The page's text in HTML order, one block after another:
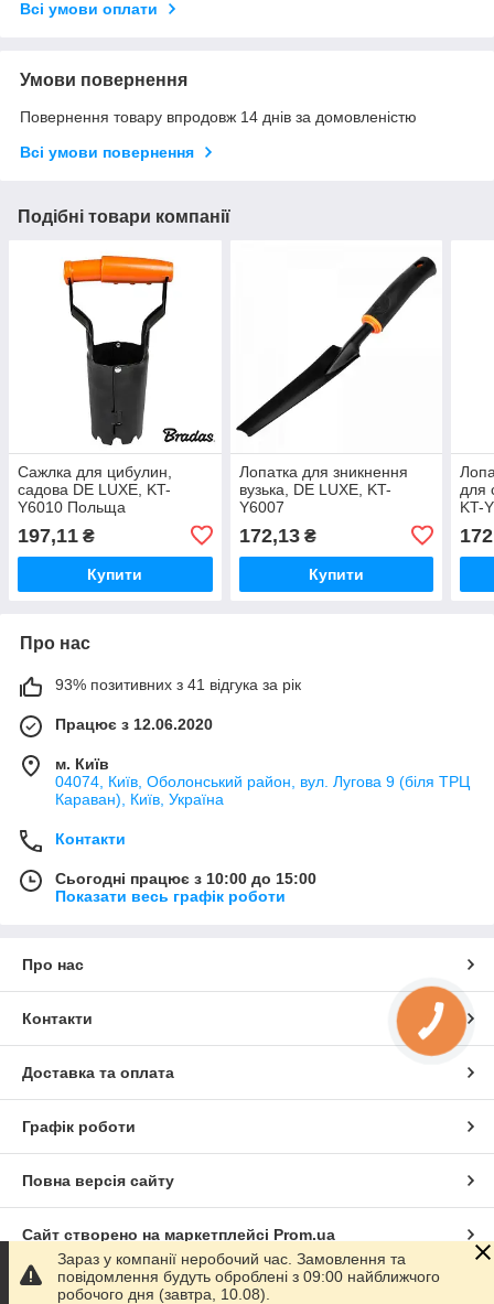
Всі умови оплати
Умови повернення
Повернення товару впродовж 14 днів за домовленістю
Всі умови повернення
Подібні товари компанії
Сажлка для цибулин,
садова DE LUXE, KT-
Y6010 Польща
197,11 ₴
Купити
Лопатка для зникнення
вузька, DE LUXE, KT-
Y6007
172,13₴
Купити
для
KT-
Про нас
93% позитивних з 41 відгука за рік
Працює з 12.06.2020
м. Київ
04074, Київ, Оболонський район, вул. Лугова 9 (біля ТРЦ
Караван), Київ, Україна
Контакти
Сьогодні працює з 10:00 до 15:00
Показати весь графік роботи
Про нас
Контакти
Доставка та оплата
Графік роботи
Повна версія сайту
Сайт створено на маркетплейсі Prom.ua
Політика конфіденційності
Зараз у компанії неробочий час. Замовлення та
повідомлення будуть оброблені з 09:00 найближчого
робочого дня (завтра, 10.08).
КНОПКА
ЗВ'ЯЗКУ